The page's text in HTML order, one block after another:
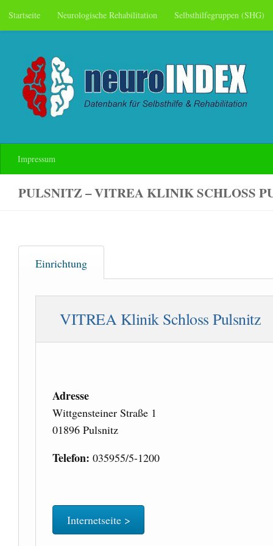
Skip to content
Startseite Neurologische Rehabilitation Selbsthilfegruppen (SHG)
Impressum
PULSNITZ – VITREA KLINIK SCHLOSS
Einrichtung
VITREA Klinik Schloss Pulsnitz
Adresse
Wittgensteiner Straße 1
01896 Pulsnitz
Telefon: 035955/5-1200
Internetseite >